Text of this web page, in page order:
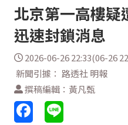
北京第一高樓疑
迅速封鎖消息
2026-06-26 22:33(06-26
新聞引據： 路透社 明報
撰稿編輯：黃凡甄